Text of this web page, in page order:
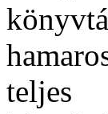
teljes